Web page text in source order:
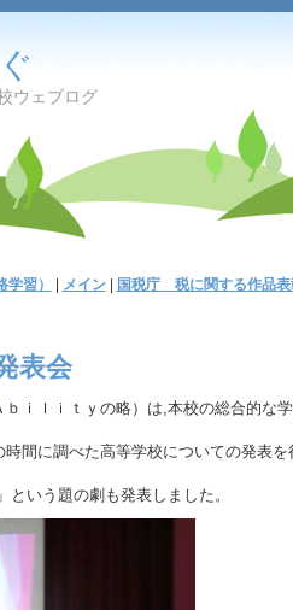
ウェブログ
習） メイン| 国税庁 税に関する作品表
表会
ｉｌｉｔｙの略）は,本校の総合的な学
時間に調べた高等学校についての発表を
という題の劇も発表しました。